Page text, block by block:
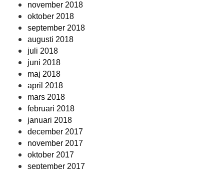
november 2018
oktober 2018
september 2018
augusti 2018
juli 2018
juni 2018
maj 2018
april 2018
mars 2018
februari 2018
januari 2018
december 2017
november 2017
oktober 2017
september 2017